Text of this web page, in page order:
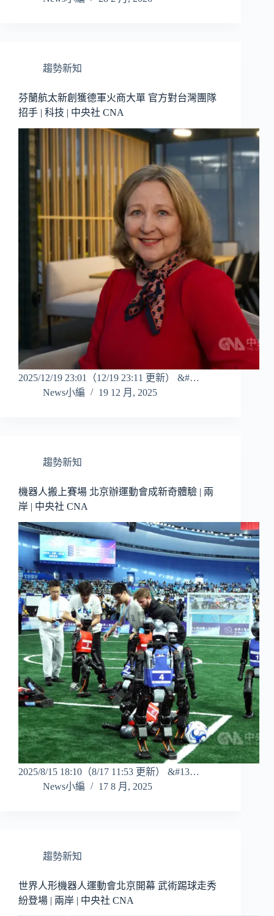
趨勢新知
芬蘭航太新創獲德軍火商大單 官方對台灣團隊
招手 | 科技 | 中央社 CNA
2025/12/19 23:01（12/19 23:11 更新） &#…
News小編
19 12 月, 2025
趨勢新知
機器人搬上賽場 北京辦運動會成新奇體驗 | 兩
岸 | 中央社 CNA
2025/8/15 18:10（8/17 11:53 更新） &#13…
News小編
17 8 月, 2025
趨勢新知
世界人形機器人運動會北京開幕 武術踢球走秀
紛登場 | 兩岸 | 中央社 CNA